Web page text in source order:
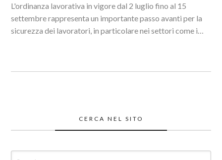
L'ordinanza lavorativa in vigore dal 2 luglio fino al 15
settembre rappresenta un importante passo avanti per la
sicurezza dei lavoratori, in particolare nei settori come i
CERCA NEL SITO